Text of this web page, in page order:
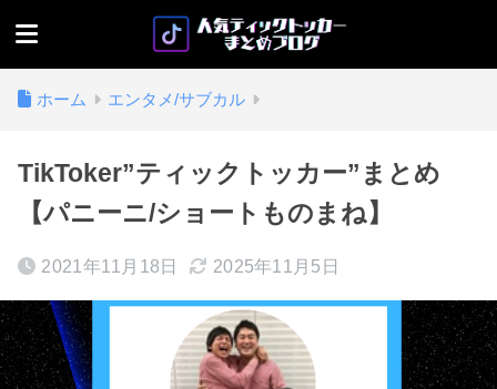
ホーム エンタメ/サブカル
TikToker”ティックトッカー”まとめ
【パニーニ/ショートものまね】
2021年11月18日 2025年11月5日